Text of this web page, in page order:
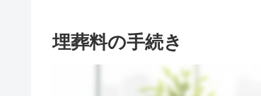
埋葬料の手続き